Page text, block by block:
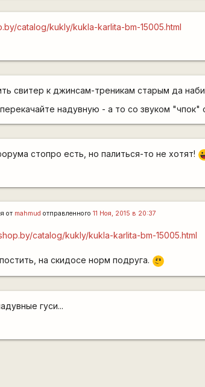
catalog/kukly/kukla-karlita-bm-15005.html
свитер к джинсам-треникам старым да
надувную - а то со звуком "чпок"
стопро есть, но палиться-то не хотят!
от mаhmud отправленного11 Ноя, 2015 в 20:37
catalog/kukly/kukla-karlita-bm-15005.html
на скидосе норм подруга.
\m
/
гуси...